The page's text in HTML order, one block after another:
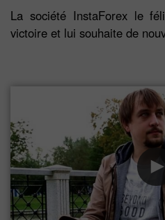
La société InstaForex le
victoire et lui souhaite de